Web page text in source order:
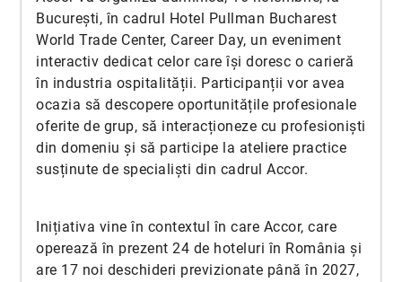
București, în cadrul Hotel Pullman Bucharest
World Trade Center, Career Day, un eveniment
interactiv dedicat celor care își doresc o carieră
în industria ospitalității. Participanții vor avea
ocazia să descopere oportunitățile profesionale
oferite de grup, să interacționeze cu profesioniști
din domeniu și să participe la ateliere practice
susținute de specialiști din cadrul Accor.
Inițiativa vine în contextul în care Accor, care
operează în prezent 24 de hoteluri în România și
are 17 noi deschideri previzionate până în 2027,